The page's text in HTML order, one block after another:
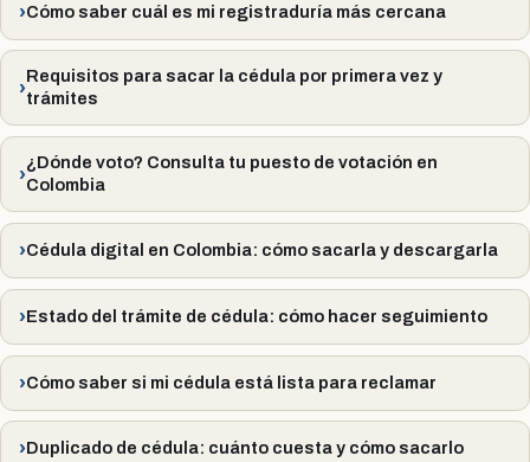
Cómo saber cuál es mi registraduría más cercana
Requisitos para sacar la cédula por primera vez y
trámites
¿Dónde voto? Consulta tu puesto de votación en
Colombia
Cédula digital en Colombia: cómo sacarla y descargarla
Estado del trámite de cédula: cómo hacer seguimiento
Cómo saber si mi cédula está lista para reclamar
Duplicado de cédula: cuánto cuesta y cómo sacarlo